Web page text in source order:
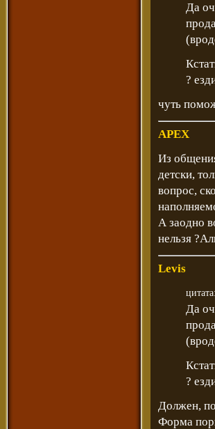
Да
?
чуть
APEX
Из
детски,
вопрос,
А заодно
нельзя
Levis
цитата:
Да
?
Должен,
Форма